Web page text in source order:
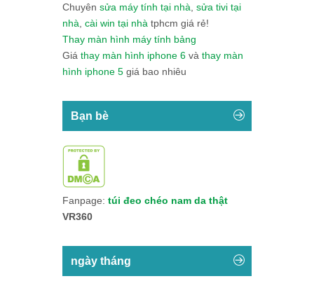
Chuyên sửa máy tính tại nhà sửa tivi tại
nhà cài win tại nhà tphcm giá rẻ!
Thay màn hình máy tính bảng
Giá thay màn hình iphone 6 và thay màn
hình iphone 5 giá bao nhiêu
Bạn bè
Fanpage: túi đeo chéo nam da thật
VR360
ngày tháng